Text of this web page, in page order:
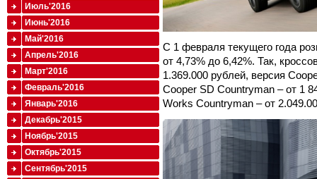
С 1 февраля текущего года
от 4,73% до 6,42%. Так,
1.369.000 рублей, версия
Cooper SD Countryman – от 1
Works Countryman – от
Июль'2016
Июнь'2016
Май'2016
Апрель'2016
Март'2016
Февраль'2016
Январь'2016
Декабрь'2015
Ноябрь'2015
Октябрь'2015
Сентябрь'2015